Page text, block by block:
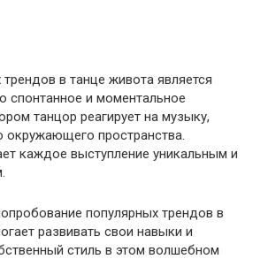
в танце живота является
спонтанное и моментальное
танцор реагирует на музыку,
окружающего пространства.
каждое выступление уникальным и
популярных трендов в
развивать свои навыки и
стиль в этом волшебном